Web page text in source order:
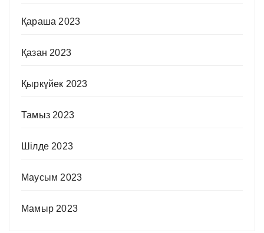
Қараша 2023
Қазан 2023
Қыркүйек 2023
Тамыз 2023
Шілде 2023
Маусым 2023
Мамыр 2023